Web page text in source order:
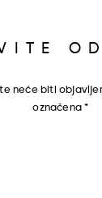
neće biti
označena*